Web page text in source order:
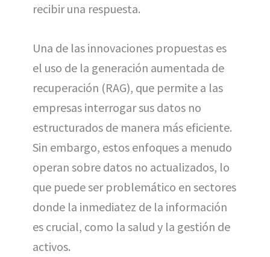
recibir una respuesta.
Una de las innovaciones propuestas es
el uso de la generación aumentada de
recuperación (RAG), que permite a las
empresas interrogar sus datos no
estructurados de manera más eficiente.
Sin embargo, estos enfoques a menudo
operan sobre datos no actualizados, lo
que puede ser problemático en sectores
donde la inmediatez de la información
es crucial, como la salud y la gestión de
activos.